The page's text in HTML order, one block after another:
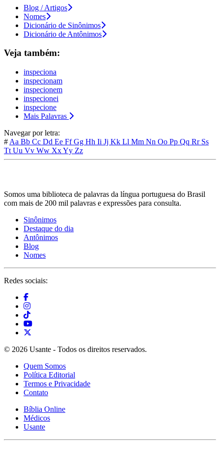
Blog / Artigos
Nomes
Dicionário de Sinônimos
Dicionário de Antônimos
Veja também:
inspeciona
inspecionam
inspecionem
inspecionei
inspecione
Mais Palavras
Navegar por letra:
# Aa Bb Cc Dd Ee FfGg Hh Ii Jj Kk Ll Mm Nn Oo Pp Qq Rr Ss
Tt Uu Vv Ww XxYy Zz
Somos uma biblioteca de palavras da língua portuguesa do Brasil
com mais de 200 mil palavras e expressões para consulta.
Sinônimos
Destaque do dia
Antônimos
Blog
Nomes
Redes sociais:
© 2026 Usante - Todos os direitos reservados.
Quem Somos
Política Editorial
Termos e Privacidade
Contato
Bíblia Online
Médicos
Usante